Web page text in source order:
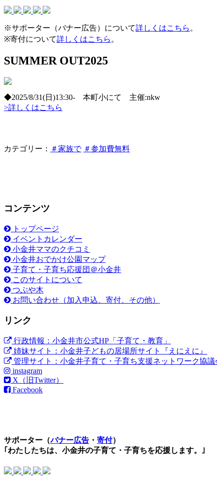
※サポーター（バナー広告）について詳しくはこちら 。
※寄付について詳しくはこちら 。
SUMMER OUT2025
◆2025/8/31(日)13:30- 本町小にて 主催:nkw
>詳しくはこちら
カテゴリー： ＃家族で ＃参加費無料
コンテンツ
トップページ
イベントカレンダー
小金井ママのクチコミ
小金井おでかけ公園マップ
子育て・子育ち応援団＠小金井
このサイトについて
つぶや木
お問い合わせ（加入申込、寄付、その他）
リンク
行政情報：小金井市公式HP「子育て・教育」
姉妹サイト：小金井子どもの居場所サイト『えにえに』
管理サイト：小金井子育て・子育ち支援ネットワーク協議
instagram
X（旧Twitter）
Facebook
サポーター（バナー広告 ・ 寄付）
｢わたしたちは、小金井の子育て・子育ちを応援します。｣